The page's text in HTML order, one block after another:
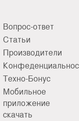
Вопрос-ответ
Статьи
Производители
Техно-Бонус
Мобильное
приложение
скачать